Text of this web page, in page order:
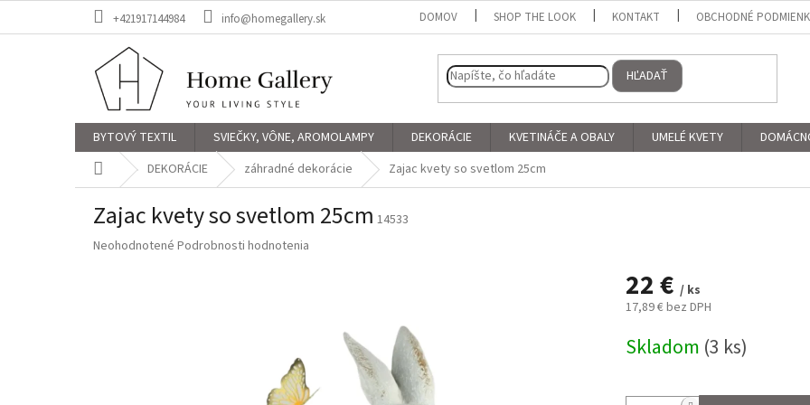
+421917144984 info@homegallery.sk DOMOV SHOP THE LOOK KONTAKT OBCHODNÉ
HĽADAŤ
BYTOVÝ TEXTIL SVIEČKY, VÔNE, AROMOLAMPY DEKORÁCIE KVETINÁČE A OBALY UMELÉ KVETY
DomovDEKORÁCIE záhradné dekorácie Zajac kvety so svetlom 25cm
Zajac kvety so svetlom 25cm 14533
Priemerné
Neohodnotené Podrobnosti hodnotenia
22 € / ks
17,89 € bez DPH
cena:
Skladom (3 ks)